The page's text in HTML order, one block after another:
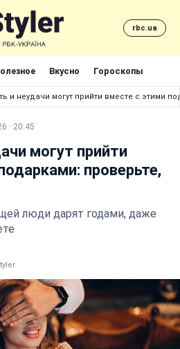
rbc.ua
Вкусно Гороскопы
и неудачи могут прийти вместе с этими
· 20:45
могут прийти
проверьте,
люди дарят годами, даже